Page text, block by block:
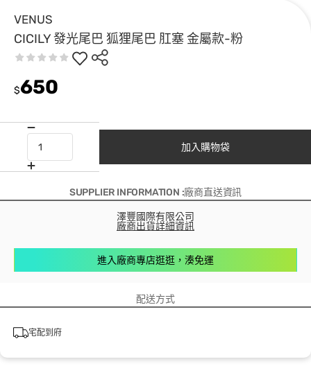
VENUS
CICILY 發光尾巴 狐狸尾巴 肛塞 金屬款-粉
$650
加入購物袋
SUPPLIER INFORMATION :廠商直送資訊
澤豐國際有限公司
廠商出貨詳細資訊
進入廠商專店逛逛，湊免運
配送方式
宅配到府